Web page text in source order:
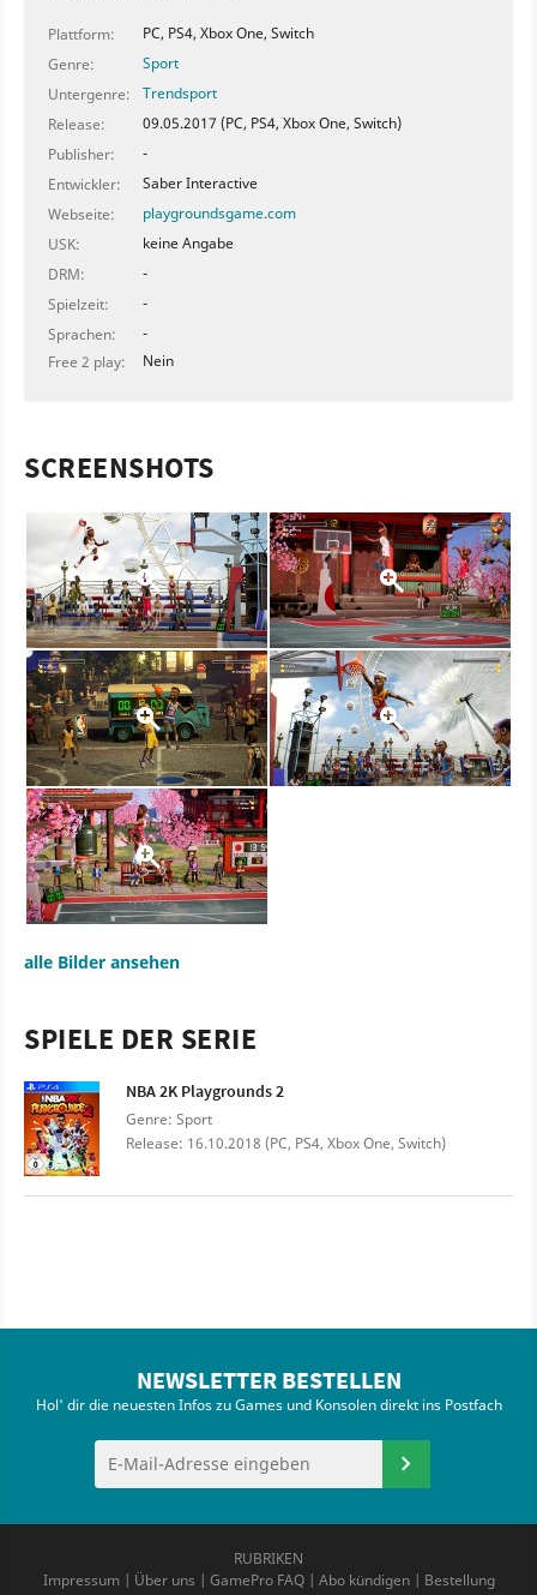
Plattform:
PC, PS4, Xbox One, Switch
Genre:
Sport
Untergenre:
Trendsport
Release:
09.05.2017 (PC, PS4, Xbox One, Switch)
Publisher:
-
Entwickler:
Saber Interactive
Webseite:
playgroundsgame.com
USK:
keine Angabe
DRM:
-
Spielzeit:
-
Sprachen:
-
Free 2 play:
Nein
SCREENSHOTS
alle Bilder ansehen
SPIELE DER SERIE
NBA 2K Playgrounds 2
Genre: Sport
Release: 16.10.2018 (PC, PS4, Xbox One, Switch)
NEWSLETTER BESTELLEN
Hol' dir die neuesten Infos zu Games und Konsolen direkt ins Postfach
RUBRIKEN
Impressum| Über uns | GamePro FAQ| Abo kündigen| Bestellung